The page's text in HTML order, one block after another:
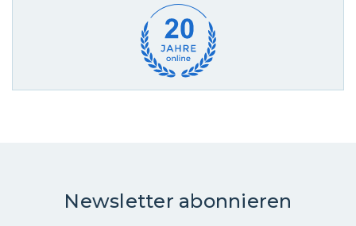
Newsletter abonnieren